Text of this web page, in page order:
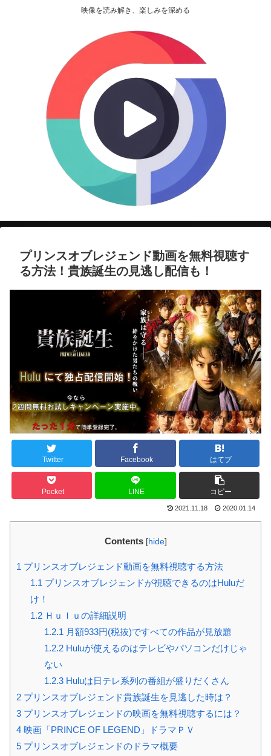
映像を読み解き、楽しみを深める
プリンスオブレジェンド動画を無料視聴す
る方法！貴族誕生の見逃し配信も！
Twitter Facebook はてブ
Pocket LINE コピー
2021.11.18 2020.01.14
Contents [hide]
1 プリンスオブレジェンド動画を無料視聴する方法
1.1 プリンスオブレジェンドが視聴できるのはHuluだ
け！
1.2Ｈｕｌｕの詳細説明
1.2.1 月額933円(税抜)ですべての作品が見放題
1.2.2Huluが使えるのはテレビやパソコンだけじゃ
ない
1.2.3Huluは日テレ系列の番組が盛りだくさん
2 プリンスオブレジェンド貴族誕生を見逃した時は？
3 プリンスオブレジェンドの映画を無料視聴するには？
4 映画「PRINCE OF LEGEND」ドラマＰＶ
5 プリンスオブレジェンドのドラマ概要